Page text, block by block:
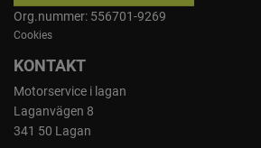
Drifttid
RY18LMXSP51A kan klippa upp till
med två 5,0 Ah ONE+ batteri (medföljer
Org.nummer: 556701-9269
Cookies
KONTAKT
Motorservice i lagan
Laganvägen 8
341 50 Lagan